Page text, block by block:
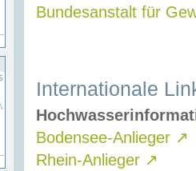
Bundesanstalt für
Internationale
Bodensee-Anlieger ↗
Rhein-Anlieger ↗